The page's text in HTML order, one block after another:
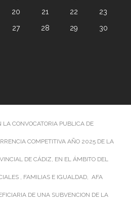
20 21 22
23
27 28 29
30
LA CONVOCATORIA PUBLICA DE
COMPETITIVA AÑO 2025 DE LA
DE CÁDIZ, EN EL ÁMBITO DEL
, FAMILIAS E IGUALDAD, AFA
DE UNA SUBVENCION DE LA